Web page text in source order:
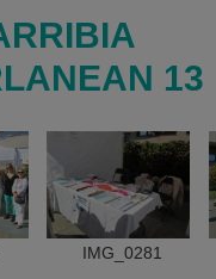
13
IMG_0281